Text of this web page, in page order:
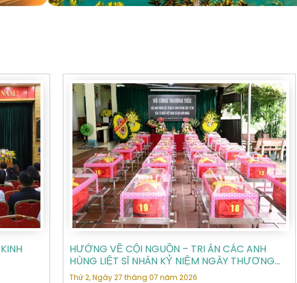
HƯỚNG VỀ CỘI NGUỒN – TRI ÂN CÁC ANH
HÙNG LIỆT SĨ NHÂN KỶ NIỆM NGÀY THƯƠNG
BINH - LIỆT SĨ 27/7
Thứ 2, Ngày 27 tháng 07 năm 2026